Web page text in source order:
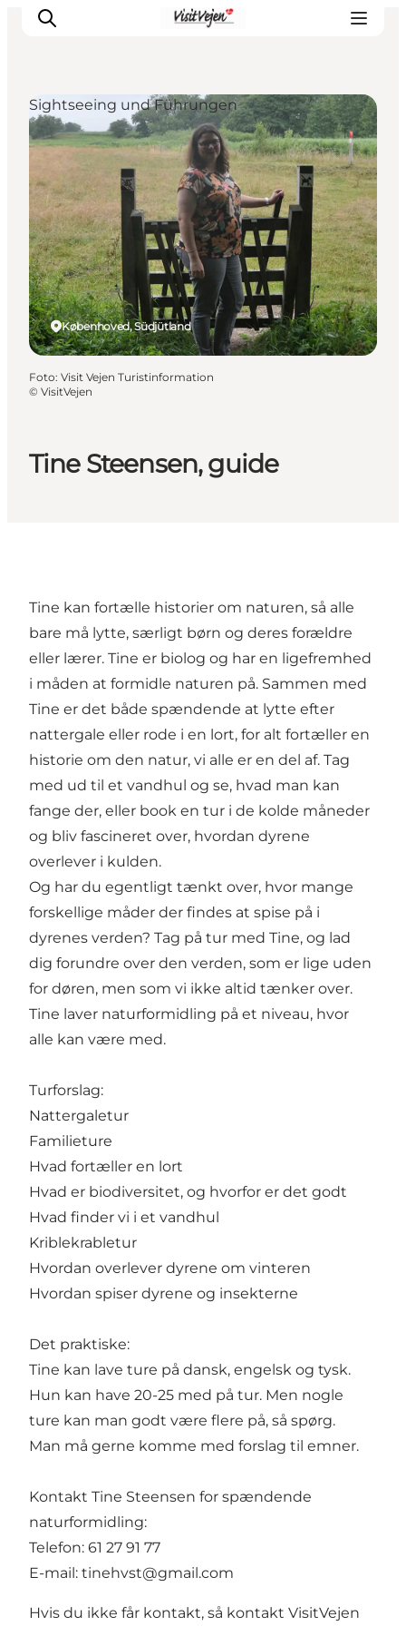
Restaurants
Schlafen
Nature
Städte
Events
Explore
Tine Steensen, guide
Københoved, Südjütland
Sightseeing und Führungen
Foto: Visit Vejen Turistinformation
© VisitVejen
Tine kan fortælle historier om naturen, så alle
bare må lytte, særligt børn og deres forældre
eller lærer. Tine er biolog og har en ligefremhed
i måden at formidle naturen på. Sammen med
Tine er det både spændende at lytte efter
nattergale eller rode i en lort, for alt fortæller en
historie om den natur, vi alle er en del af. Tag
med ud til et vandhul og se, hvad man kan
fange der, eller book en tur i de kolde måneder
og bliv fascineret over, hvordan dyrene
overlever i kulden.
Og har du egentligt tænkt over, hvor mange
forskellige måder der findes at spise på i
dyrenes verden? Tag på tur med Tine, og lad
dig forundre over den verden, som er lige uden
for døren, men som vi ikke altid tænker over.
Tine laver naturformidling på et niveau, hvor
alle kan være med.
Turforslag:
Nattergaletur
Familieture
Hvad fortæller en lort
Hvad er biodiversitet, og hvorfor er det godt
Hvad finder vi i et vandhul
Kriblekrabletur
Hvordan overlever dyrene om vinteren
Hvordan spiser dyrene og insekterne
Det praktiske:
Tine kan lave ture på dansk, engelsk og tysk.
Hun kan have 20-25 med på tur. Men nogle
ture kan man godt være flere på, så spørg.
Man må gerne komme med forslag til emner.
Kontakt Tine Steensen for spændende
naturformidling:
Telefon: 61 27 91 77
E-mail: tinehvst@gmail.com
Hvis du ikke får kontakt, så kontakt VisitVejen